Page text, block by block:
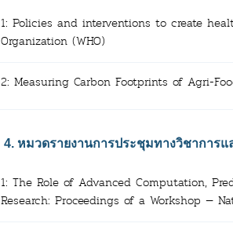
1: Policies and interventions to create
Organization (WHO)
2: Measuring Carbon Footprints of Agri-
4. หมวดรายงานการประชุมทางวิชาการ
1: The Role of Advanced Computation,
Research: Proceedings of a Workshop —